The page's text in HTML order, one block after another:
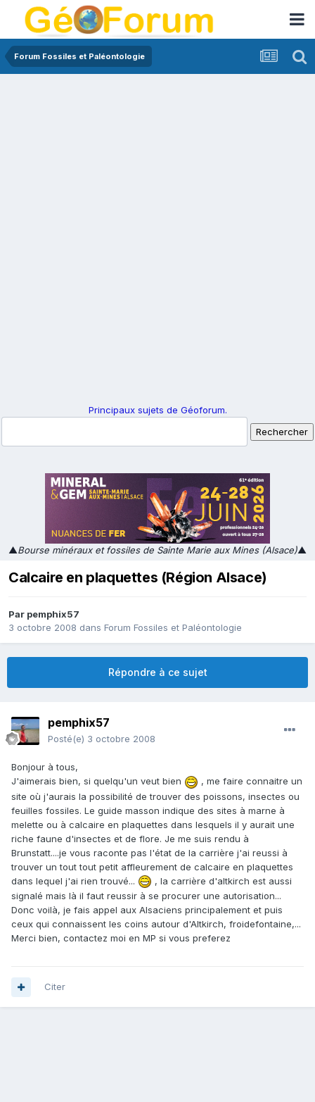
Forum Fossiles et Paléontologie
Principaux sujets de Géoforum.
▲Bourse minéraux et fossiles de Sainte Marie aux Mines (Alsace)▲
Calcaire en plaquettes (Région Alsace)
Par pemphix57
3 octobre 2008 dans Forum Fossiles et Paléontologie
Répondre à ce sujet
pemphix57
Posté(e) 3 octobre 2008
Bonjour à tous,
J'aimerais bien, si quelqu'un veut bien
, me faire connaitre un
site où j'aurais la possibilité de trouver des poissons, insectes ou
feuilles fossiles. Le guide masson indique des sites à marne à
melette ou à calcaire en plaquettes dans lesquels il y aurait une
riche faune d'insectes et de flore. Je me suis rendu à
Brunstatt....je vous raconte pas l'état de la carrière j'ai reussi à
trouver un tout tout petit affleurement de calcaire en plaquettes
dans lequel j'ai rien trouvé...
, la carrière d'altkirch est aussi
signalé mais là il faut reussir à se procurer une autorisation...
Donc voilà, je fais appel aux Alsaciens principalement et puis
ceux qui connaissent les coins autour d'Altkirch, froidefontaine,...
Merci bien, contactez moi en MP si vous preferez
Citer